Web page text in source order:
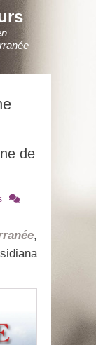
de
,